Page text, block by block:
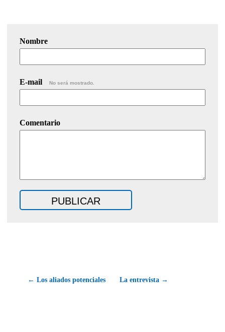
Nombre
E-mail No será mostrado.
Comentario
← Los aliados potenciales La entrevista →